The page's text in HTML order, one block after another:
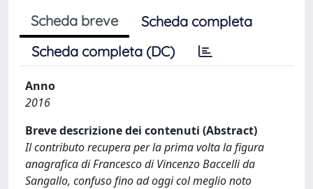
Scheda breve
Scheda completa
Scheda completa (DC)
Anno
2016
Breve descrizione dei contenuti (Abstract)
Il contributo recupera per la prima volta la figura
anagrafica di Francesco di Vincenzo Baccelli da
Sangallo, confuso fino ad oggi col meglio noto